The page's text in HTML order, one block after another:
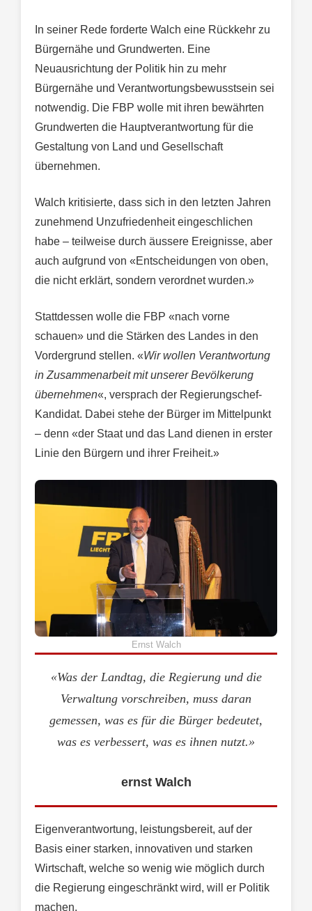
In seiner Rede forderte Walch eine Rückkehr zu
Bürgernähe und Grundwerten. Eine
Neuausrichtung der Politik hin zu mehr
Bürgernähe und Verantwortungsbewusstsein sei
notwendig. Die FBP wolle mit ihren bewährten
Grundwerten die Hauptverantwortung für die
Gestaltung von Land und Gesellschaft
übernehmen.
Walch kritisierte, dass sich in den letzten Jahren
zunehmend Unzufriedenheit eingeschlichen
habe – teilweise durch äussere Ereignisse, aber
auch aufgrund von «Entscheidungen von oben,
die nicht erklärt, sondern verordnet wurden.»
Stattdessen wolle die FBP «nach vorne
schauen» und die Stärken des Landes in den
Vordergrund stellen. «Wir wollen Verantwortung
in Zusammenarbeit mit unserer Bevölkerung
übernehmen«, versprach der Regierungschef-
Kandidat. Dabei stehe der Bürger im Mittelpunkt
– denn «der Staat und das Land dienen in erster
Linie den Bürgern und ihrer Freiheit.»
Ernst Walch
«Was der Landtag, die Regierung und die
Verwaltung vorschreiben, muss daran
gemessen, was es für die Bürger bedeutet,
was es verbessert, was es ihnen nutzt.»
ernst Walch
Eigenverantwortung, leistungsbereit, auf der
Basis einer starken, innovativen und starken
Wirtschaft, welche so wenig wie möglich durch
die Regierung eingeschränkt wird, will er Politik
machen.